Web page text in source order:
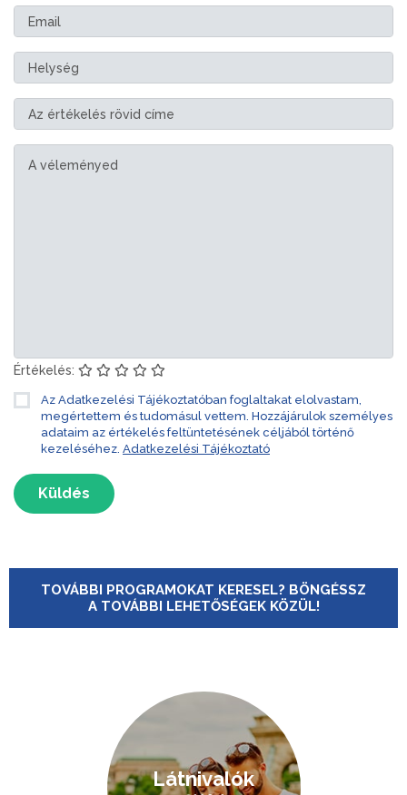
Értékelés:
Az Adatkezelési Tájékoztatóban foglaltakat elolvastam,
megértettem és tudomásul vettem. Hozzájárulok személyes
adataim az értékelés feltüntetésének céljából történő
kezeléséhez. Adatkezelési Tájékoztató
Küldés
TOVÁBBI PROGRAMOKAT KERESEL? BÖNGÉSSZ
A TOVÁBBI LEHETŐSÉGEK KÖZÜL!
Látnivalók